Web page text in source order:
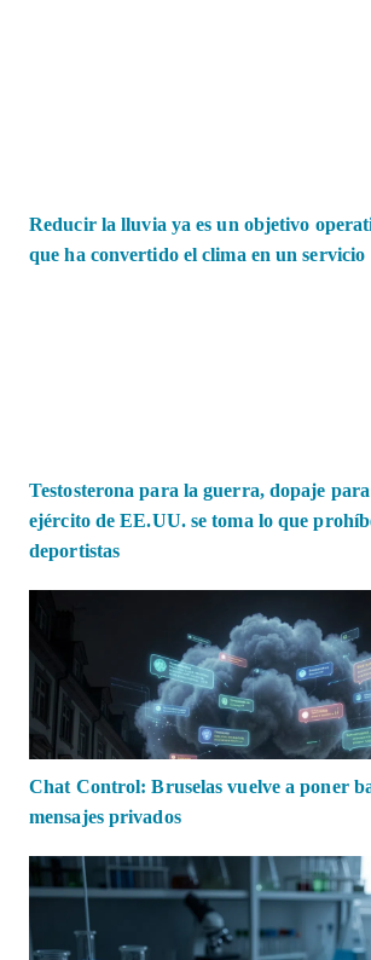
Reducir la lluvia ya es un objetivo
que ha convertido el clima en un servicio
Testosterona para la guerra, dopaje
ejército de EE.UU. se toma lo que
deportistas
Chat Control: Bruselas vuelve a poner
mensajes privados